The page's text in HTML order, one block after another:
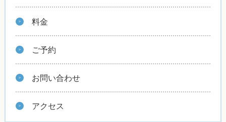
料金
ご予約
お問い合わせ
アクセス